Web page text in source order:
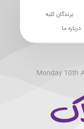
برندگان کلبه
درباره ما